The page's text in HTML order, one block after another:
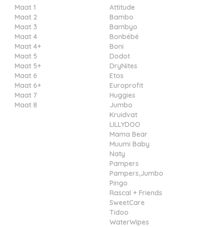
Maat 1
Maat 2
Maat 3
Maat 4
Maat 4+
Maat 5
Maat 5+
Maat 6
Maat 6+
Maat 7
Maat 8
Attitude
Bambo
Bambyo
Bonbébé
Boni
Dodot
DryNites
Etos
Europrofit
Huggies
Jumbo
Kruidvat
LILLYDOO
Mama Bear
Muumi Baby
Naty
Pampers
Pampers,Jumbo
Pingo
Rascal + Friends
SweetCare
Tidoo
WaterWipes